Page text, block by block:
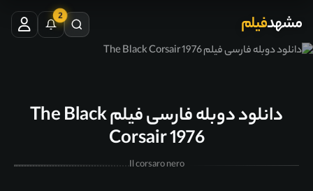
مشهدفیلم 2
دانلود دوبله فارسی فیلم The Black
Corsair 1976
Il corsaro nero